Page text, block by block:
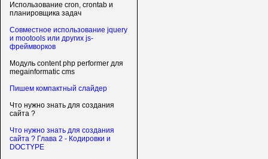
Использование cron, crontab и
планировщика задач
Совместное использование jquery
и mootools или других js-
фреймворков
Модуль content php performer для
megainformatic cms
Пишем компактный слайдер
Что нужно знать для создания
сайта ?
Что нужно знать для создания
сайта ? Глава 2 - Кодировки и
DOCTYPE